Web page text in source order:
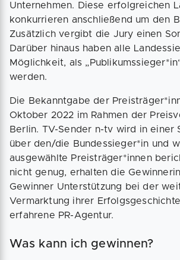
Unternehmen. Diese erfolgreichen
konkurrieren anschließend um den
Zusätzlich vergibt die Jury einen
Darüber hinaus haben alle
Möglichkeit, als
werden.
Die Bekanntgabe der
Oktober 2022 im Rahmen der
Berlin. TV-Sender n-tv wird in einer
über den/die Bundessieger*in und
ausgewählte Preisträger*innen
nicht genug, erhalten die
Gewinner Unterstützung bei der
Vermarktung ihrer
erfahrene PR-Agentur.
Was kann ich gewinnen?